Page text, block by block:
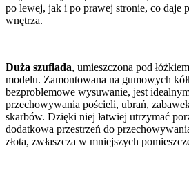
po lewej, jak i po prawej stronie, co daje
wnętrza.
Duża szuflada, umieszczona pod
modelu. Zamontowana na gumowych
bezproblemowe wysuwanie, jest
przechowywania pościeli, ubrań,
skarbów. Dzięki niej łatwiej utrzymać
dodatkowa przestrzeń do
złota, zwłaszcza w mniejszych